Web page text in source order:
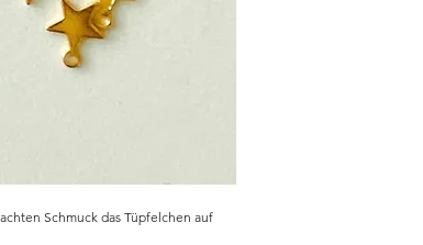
Schmuck das Tüpfelchen auf